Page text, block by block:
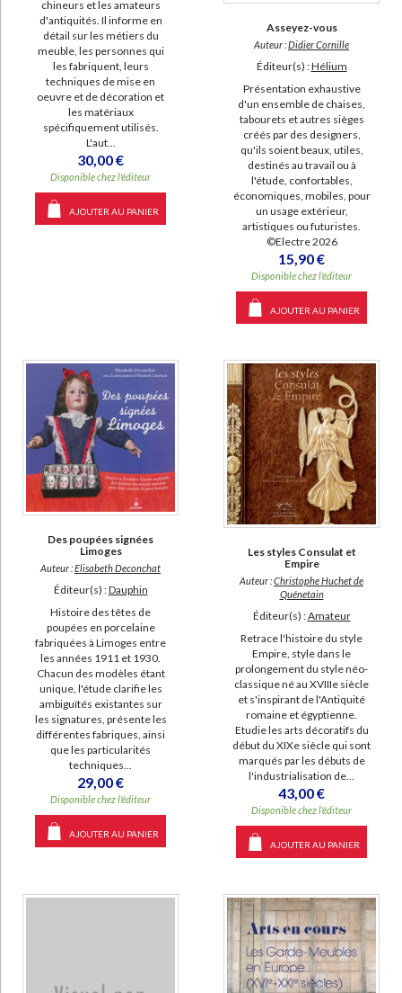
chineurs et les amateurs
d'antiquités. Il informe en
détail sur les métiers du
meuble, les personnes qui
les fabriquent, leurs
techniques de mise en
oeuvre et de décoration et
les matériaux
spécifiquement utilisés.
L'aut...
30,00 €
Disponible chez l'éditeur
AJOUTER AU PANIER
Asseyez-vous
Auteur :Didier Cornille
Éditeur(s) :Hélium
Présentation exhaustive
d'un ensemble de chaises,
tabourets et autres sièges
créés par des designers,
qu'ils soient beaux, utiles,
destinés au travail ou à
l'étude, confortables,
économiques, mobiles, pour
un usage extérieur,
artistiques ou futuristes.
©Electre 2026
15,90 €
Disponible chez l'éditeur
AJOUTER AU PANIER
Des poupées signées
Limoges
Auteur :Elisabeth Deconchat
Éditeur(s) :Dauphin
Histoire des têtes de
poupées en porcelaine
fabriquées à Limoges entre
les années 1911 et 1930.
Chacun des modèles étant
unique, l'étude clarifie les
ambiguïtés existantes sur
les signatures, présente les
différentes fabriques, ainsi
que les particularités
techniques...
29,00 €
Disponible chez l'éditeur
AJOUTER AU PANIER
Les styles Consulat et
Empire
Auteur :Christophe Huchet de
Quénetain
Éditeur(s) :Amateur
Retrace l'histoire du style
Empire, style dans le
prolongement du style néo-
classique né au XVIIIe siècle
et s'inspirant de l'Antiquité
romaine et égyptienne.
Etudie les arts décoratifs du
début du XIXe siècle qui sont
marqués par les débuts de
l'industrialisation de...
43,00 €
Disponible chez l'éditeur
AJOUTER AU PANIER